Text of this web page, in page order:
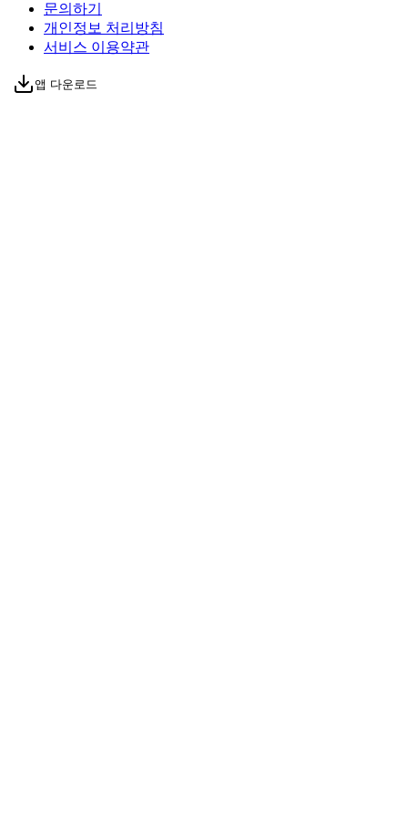
문의하기
개인정보 처리방침
서비스 이용약관
앱 다운로드